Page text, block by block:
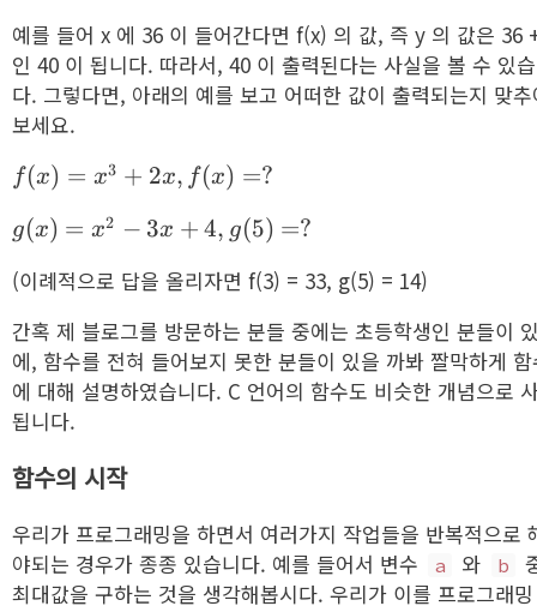
+ 4
예를 들어 x 에 36 이 들어간다면 f(x) 의 값, 즉 y 의 값은 36
인 40 이 됩니다. 따라서, 40 이 출력된다는 사실을 볼 수 있
다. 그렇다면, 아래의 예를 보고 어떠한 값이 출력되는지 맞
보세요.
f(x)
x^3
2x,
f(x)
= ?
f (x) = x3 + 2x, f (x) =?
g(x)
x^2
+ 4,
g(5)
= ?
g(x) = x2 − 3x + 4, g(5) =?
(이례적으로 답을 올리자면 f(3) = 33, g(5) = 14)
간혹 제 블로그를 방문하는 분들 중에는 초등학생인 분들이
에, 함수를 전혀 들어보지 못한 분들이 있을 까봐 짤막하게
에 대해 설명하였습니다. C 언어의 함수도 비슷한 개념으로
됩니다.
함수의 시작
우리가 프로그래밍을 하면서 여러가지 작업들을 반복적으로
야되는 경우가 종종 있습니다. 예를 들어서 변수
a 와 b
최대값을 구하는 것을 생각해봅시다. 우리가 이를 프로그래